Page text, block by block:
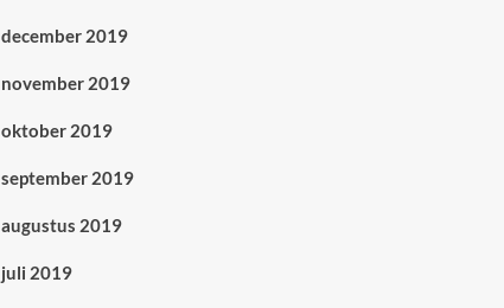
december 2019
november 2019
oktober 2019
september 2019
augustus 2019
juli 2019